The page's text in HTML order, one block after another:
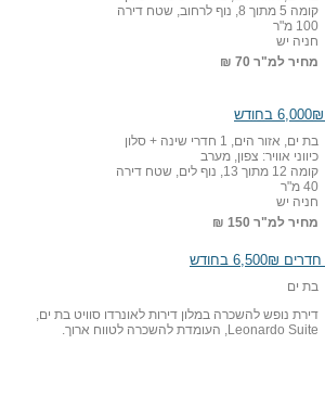
קומה 5 מתוך 8, נוף לרחוב, שטח דירה
100 מ"ר
חניה יש
מחיר למ"ר 70 ₪
בת ים, אזור הים, 1 חדרי שינה + סלון
כיווני אוויר: צפון, מערב
קומה 12 מתוך 13, נוף לים, שטח דירה
40 מ"ר
חניה יש
מחיר למ"ר 150 ₪
בת ים
דירת נופש להשכרה במלון דירות לאונרדו סוויט בת ים,
Leonardo Suite, העומדת להשכרה לטווח ארוך.